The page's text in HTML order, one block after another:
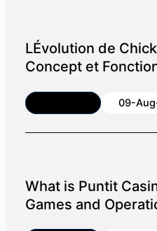
LÉvolution de
Concept et
09-
What is Puntit
Games and